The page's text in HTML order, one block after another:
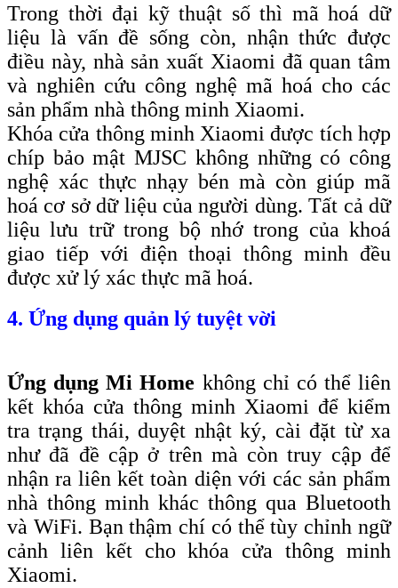
Trong thời đại kỹ thuật số thì mã hoá dữ
liệu là vấn đề sống còn, nhận thức được
điều này, nhà sản xuất Xiaomi đã quan tâm
và nghiên cứu công nghệ mã hoá cho các
sản phẩm nhà thông minh Xiaomi.
Khóa cửa thông minh Xiaomi được tích hợp
chíp bảo mật MJSC không những có công
nghệ xác thực nhạy bén mà còn giúp mã
hoá cơ sở dữ liệu của người dùng. Tất cả dữ
liệu lưu trữ trong bộ nhớ trong của khoá
giao tiếp với điện thoại thông minh đều
được xử lý xác thực mã hoá.
4. Ứng dụng quản lý tuyệt vời
Ứng dụng Mi Home không chỉ có thể liên
kết khóa cửa thông minh Xiaomi để kiểm
tra trạng thái, duyệt nhật ký, cài đặt từ xa
như đã đề cập ở trên mà còn truy cập để
nhận ra liên kết toàn diện với các sản phẩm
nhà thông minh khác thông qua Bluetooth
và WiFi. Bạn thậm chí có thể tùy chỉnh ngữ
cảnh liên kết cho khóa cửa thông minh
Xiaomi.